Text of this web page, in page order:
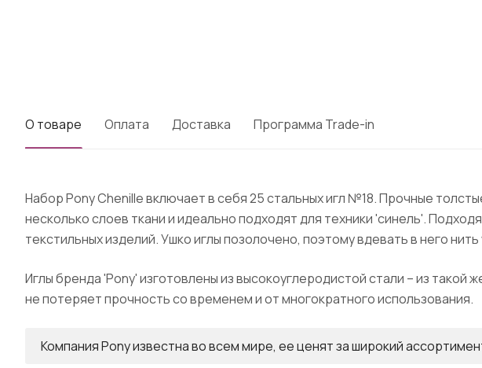
О товаре Оплата Доставка Программа Trade-in
Набор Pony Chenille включает в себя 25 стальных игл №18. Прочные
несколько слоев ткани и идеально подходят для техники 'синель'.
текстильных изделий. Ушко иглы позолочено, поэтому вдевать в него
Иглы бренда 'Pony' изготовлены из высокоуглеродистой стали – из
не потеряет прочность со временем и от многократного использования.
Компания Pony известна во всем мире, ее ценят за широкий